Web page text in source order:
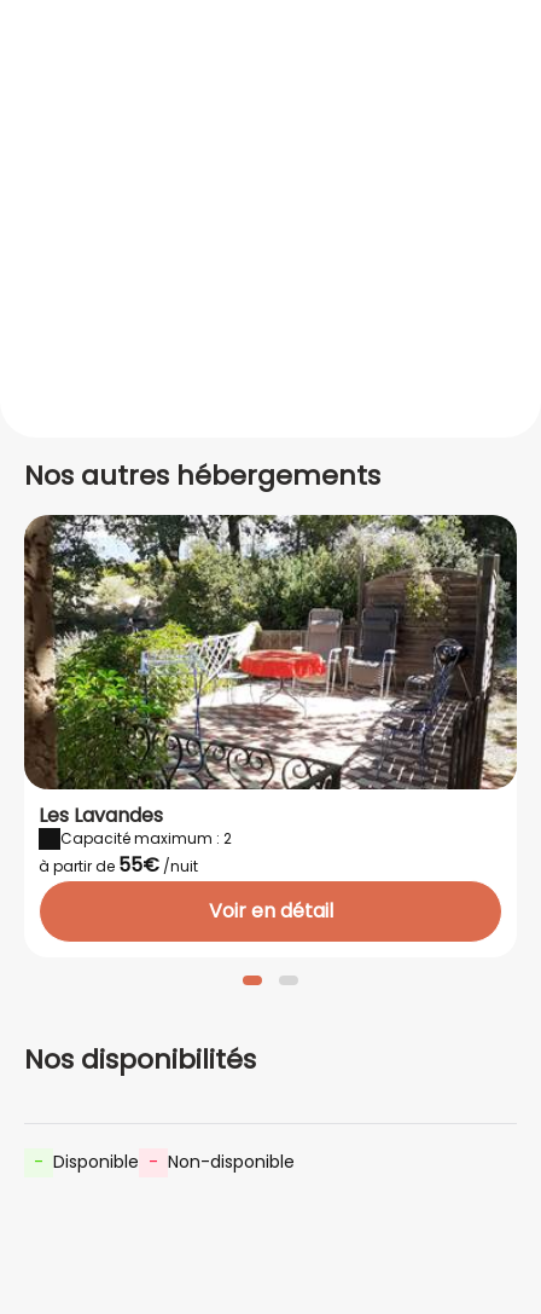
Nos autres hébergements
Les Lavandes
Capacité maximum : 2
à partir de 55€ /nuit
Voir en détail
Nos disponibilités
- Disponible - Non-disponible